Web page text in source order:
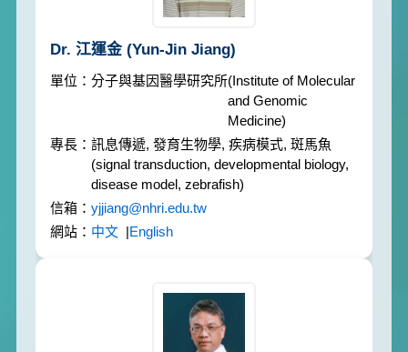
Dr. 江運金 (Yun-Jin Jiang)
分子與基因醫學研究所(Institute of Molecular
and Genomic
Medicine)
訊息傳遞, 發育生物學, 疾病模式, 斑馬魚
(signal transduction, developmental biology,
disease model, zebrafish)
yjjiang@nhri.edu.tw
中文 |English